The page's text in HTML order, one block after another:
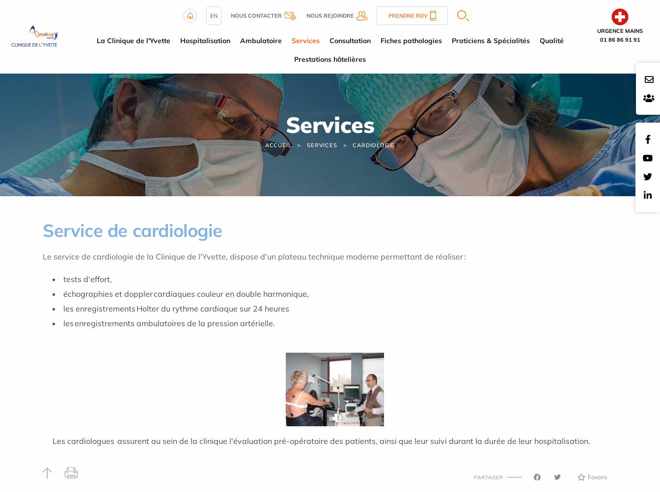
URGENCE MAINS
01 86 86 91 91
EN NOUS CONTACTER NOUS REJOINDRE PRENDRE RDV
La Clinique de l'Yvette Hospitalisation Ambulatoire Services Consultation Fiches pathologies Praticiens & Spécialités Qualité
Prestations hôtelières
Services
ACCUEIL SERVICES CARDIOLOGIE
Service de cardiologie
Le service de cardiologie de la Clinique de l'Yvette, dispose d'un plateau technique moderne permettant de réaliser :
tests d'effort,
échographies et doppler cardiaques couleur en double harmonique,
les enregistrements Holter du rythme cardiaque sur 24 heures
les enregistrements ambulatoires de la pression artérielle.
Les cardiologues assurent au sein de la clinique l'évaluation pré-opératoire des patients, ainsi que leur suivi durant la durée de leur hospitalisation.
PARTAGER Favoris